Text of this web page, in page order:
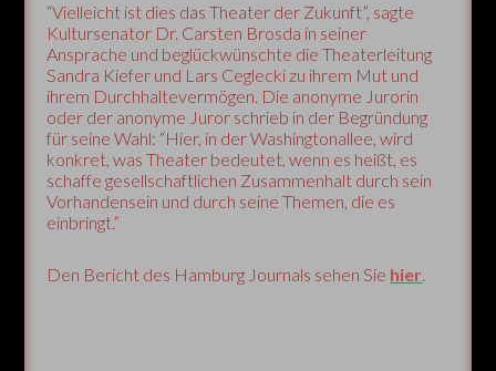
“Vielleicht ist dies das Theater der Zukunft”, sagte
Kultursenator Dr. Carsten Brosda in seiner
Ansprache und beglückwünschte die Theaterleitung
Sandra Kiefer und Lars Ceglecki zu ihrem Mut und
ihrem Durchhaltevermögen. Die anonyme Jurorin
oder der anonyme Juror schrieb in der Begründung
für seine Wahl: “Hier, in der Washingtonallee, wird
konkret, was Theater bedeutet, wenn es heißt, es
schaffe gesellschaftlichen Zusammenhalt durch sein
Vorhandensein und durch seine Themen, die es
einbringt.”
Den Bericht des Hamburg Journals sehen Sie hier.